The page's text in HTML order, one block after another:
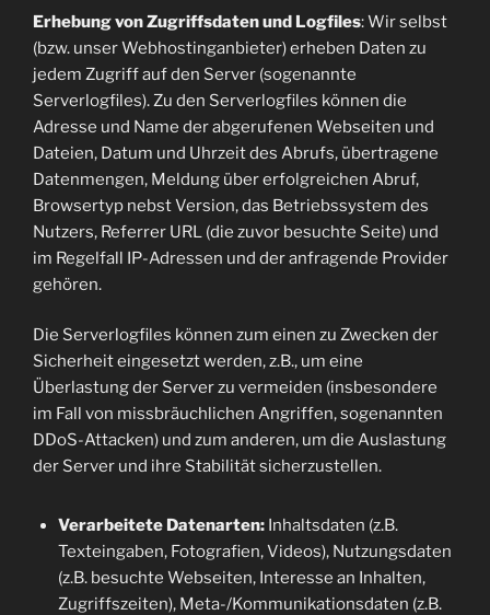
Erhebung von Zugriffsdaten und Logfiles: Wir selbst
(bzw. unser Webhostinganbieter) erheben Daten zu
jedem Zugriff auf den Server (sogenannte
Serverlogfiles). Zu den Serverlogfiles können die
Adresse und Name der abgerufenen Webseiten und
Dateien, Datum und Uhrzeit des Abrufs, übertragene
Datenmengen, Meldung über erfolgreichen Abruf,
Browsertyp nebst Version, das Betriebssystem des
Nutzers, Referrer URL (die zuvor besuchte Seite) und
im Regelfall IP-Adressen und der anfragende Provider
gehören.
Die Serverlogfiles können zum einen zu Zwecken der
Sicherheit eingesetzt werden, z.B., um eine
Überlastung der Server zu vermeiden (insbesondere
im Fall von missbräuchlichen Angriffen, sogenannten
DDoS-Attacken) und zum anderen, um die Auslastung
der Server und ihre Stabilität sicherzustellen.
Verarbeitete Datenarten:Inhaltsdaten (z.B.
Texteingaben, Fotografien, Videos), Nutzungsdaten
(z.B. besuchte Webseiten, Interesse an Inhalten,
Zugriffszeiten), Meta-/Kommunikationsdaten (z.B.